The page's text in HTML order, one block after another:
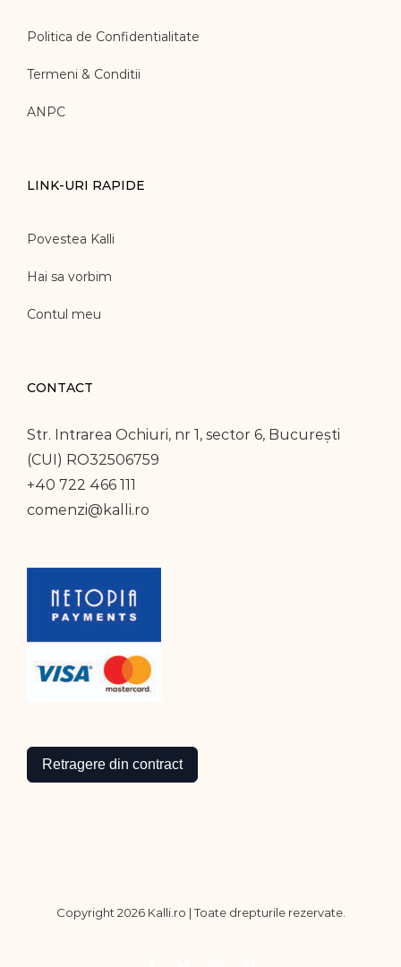
Politica de Confidentialitate
Termeni & Conditii
ANPC
LINK-URI RAPIDE
Povestea Kalli
Hai sa vorbim
Contul meu
CONTACT
Str. Intrarea Ochiuri, nr 1, sector 6, București
(CUI) RO32506759
+40 722 466 111
comenzi@kalli.ro
Retragere din contract
Copyright 2026 Kalli.ro | Toate drepturile rezervate.